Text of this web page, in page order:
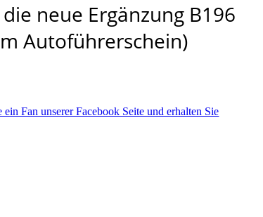
neue Ergänzung B196
Autoführerschein)
Fan unserer Facebook Seite und erhalten Sie